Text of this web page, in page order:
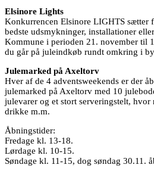
Elsinore Lights
Konkurrencen Elsinore LIGHTS sætter
bedste udsmykninger, installationer
Kommune i perioden 21. november til
du går på juleindkøb rundt omkring i
Julemarked på Axeltorv
Hver af de 4 adventsweekends er der
julemarked på Axeltorv med 10
julevarer og et stort serveringstelt, hvor
drikke m.m.
Åbningstider:
Fredage kl. 13-18.
Lørdage kl. 10-15.
Søndage kl. 11-15, dog søndag 30.11.